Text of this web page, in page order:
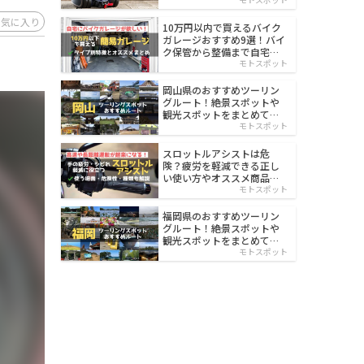
に入り
10万円以内で買えるバイク
ガレージおすすめ9選！バイ
ク保管から整備まで自宅で
モトスポット
岡山県のおすすめツーリン
グルート！絶景スポットや
観光スポットをまとめて紹
モトスポット
スロットルアシストは危
険？疲労を軽減できる正し
い使い方やオススメ商品を
モトスポット
福岡県のおすすめツーリン
グルート！絶景スポットや
観光スポットをまとめて紹
モトスポット